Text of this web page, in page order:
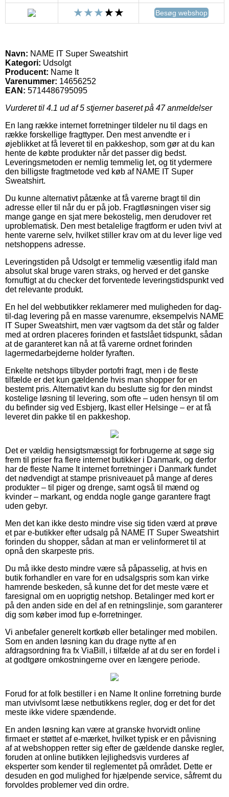
Besøg webshop
Navn: NAME IT Super Sweatshirt
Kategori: Udsolgt
Producent: Name It
Varenummer: 14656252
EAN: 5714486795095
Vurderet til 4.1 ud af 5 stjerner baseret på 47anmeldelser
En lang række internet forretninger tildeler nu til dags en
række forskellige fragttyper. Den mest anvendte er i
øjeblikket at få leveret til en pakkeshop, som gør at du kan
hente de købte produkter når det passer dig bedst.
Leveringsmetoden er nemlig temmelig let, og tit ydermere
den billigste fragtmetode ved køb af NAME IT Super
Sweatshirt.
Du kunne alternativt påtænke at få varerne bragt til din
adresse eller til når du er på job. Fragtløsningen viser sig
mange gange en sjat mere bekostelig, men derudover ret
uproblematisk. Den mest betalelige fragtform er uden tvivl at
hente varerne selv, hvilket stiller krav om at du lever lige ved
netshoppens adresse.
Leveringstiden på Udsolgt er temmelig væsentlig ifald man
absolut skal bruge varen straks, og herved er det ganske
fornuftigt at du checker det forventede leveringstidspunkt ved
det relevante produkt.
En hel del webbutikker reklamerer med muligheden for dag-
til-dag levering på en masse varenumre, eksempelvis NAME
IT Super Sweatshirt, men vær vagtsom da det står og falder
med at ordren placeres forinden et fastslået tidspunkt, sådan
at de garanteret kan nå at få varerne ordnet forinden
lagermedarbejderne holder fyraften.
Enkelte netshops tilbyder portofri fragt, men i de fleste
tilfælde er det kun gældende hvis man shopper for en
bestemt pris. Alternativt kan du beslutte sig for den mindst
kostelige løsning til levering, som ofte – uden hensyn til om
du befinder sig ved Esbjerg, Ikast eller Helsinge – er at få
leveret din pakke til en pakkeshop.
Det er vældig hensigtsmæssigt for forbrugerne at søge sig
frem til priser fra flere internet butikker i Danmark, og derfor
har de fleste Name It internet forretninger i Danmark fundet
det nødvendigt at stampe prisniveauet på mange af deres
produkter – til piger og drenge, samt også til mænd og
kvinder – markant, og endda nogle gange garantere fragt
uden gebyr.
Men det kan ikke desto mindre vise sig tiden værd at prøve
et par e-butikker efter udsalg på NAME IT Super Sweatshirt
forinden du shopper, sådan at man er velinformeret til at
opnå den skarpeste pris.
Du må ikke desto mindre være så påpasselig, at hvis en
butik forhandler en vare for en udsalgspris som kan virke
hamrende beskeden, så kunne det for det meste være et
faresignal om en uoprigtig netshop. Betalinger med kort er
på den anden side en del af en retningslinje, som garanterer
dig som køber imod fup e-forretninger.
Vi anbefaler generelt kortkøb eller betalinger med mobilen.
Som en anden løsning kan du drage nytte af en
afdragsordning fra fx ViaBill, i tilfælde af at du ser en fordel i
at godtgøre omkostningerne over en længere periode.
Forud for at folk bestiller i en Name It online forretning burde
man utvivlsomt læse netbutikkens regler, dog er det for det
meste ikke videre spændende.
En anden løsning kan være at granske hvorvidt online
firmaet er støttet af e-mærket, hvilket typisk er en påvisning
af at webshoppen retter sig efter de gældende danske regler,
foruden at online butikken lejlighedsvis vurderes af
eksperter som kender til reglementet på området. Dette er
desuden en god mulighed for hjælpende service, såfremt du
forvoldes problemer ved din ordre.